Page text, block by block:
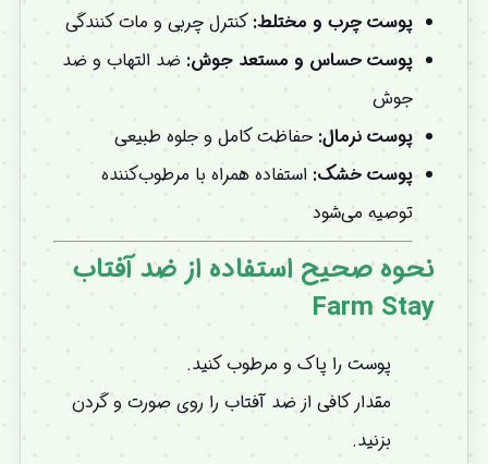
پوست چرب و مختلط: کنترل چربی و مات کنندگی
پوست حساس و مستعد جوش: ضد التهاب و ضد
جوش
پوست نرمال: حفاظت کامل و جلوه طبیعی
پوست خشک: استفاده همراه با مرطوب‌کننده
توصیه می‌شود
نحوه صحیح استفاده از ضد آفتاب
Farm Stay
پوست را پاک و مرطوب کنید.
مقدار کافی از ضد آفتاب را روی صورت و گردن
بزنید.